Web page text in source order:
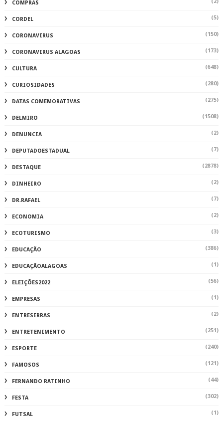
COMPRAS
CORDEL (5)
CORONAVIRUS (150)
CORONAVIRUS ALAGOAS (173)
CULTURA (648)
CURIOSIDADES (280)
DATAS COMEMORATIVAS (275)
DELMIRO (1508)
DENUNCIA (2)
DEPUTADOESTADUAL (7)
DESTAQUE (2878)
DINHEIRO (2)
DR.RAFAEL (7)
ECONOMIA (2)
ECOTURISMO (3)
EDUCAÇÃO (386)
EDUCAÇÃOALAGOAS (1)
ELEIÇÕES2022 (56)
EMPRESAS (1)
ENTRESERRAS (2)
ENTRETENIMENTO (251)
ESPORTE (240)
FAMOSOS (121)
FERNANDO RATINHO (44)
FESTA (302)
FUTSAL (1)